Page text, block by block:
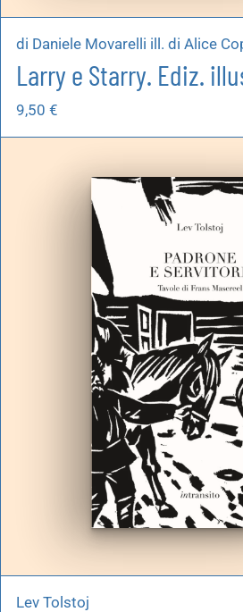
di Daniele Movarelli ill. di Alice
Larry e Starry. Ediz.
9,50 €
Lev Tolstoj